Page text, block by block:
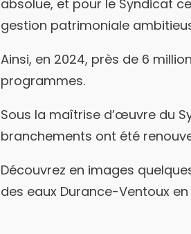
absolue, et pour le Syndicat
gestion patrimoniale
Ainsi, en 2024, près de 6
programmes.
Sous la maîtrise d’œuvre du
branchements ont été
Découvrez en images
des eaux Durance-Ventoux en